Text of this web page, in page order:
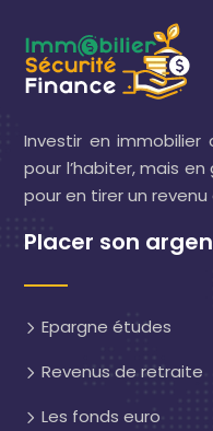
Investir en immobilier
pour l’habiter, mais
pour en tirer un revenu
Placer son
Epargne études
Revenus de retraite
Les fonds euro